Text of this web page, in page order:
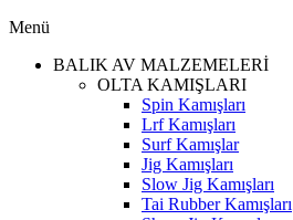
Menü
BALIK AV MALZEMELERİ
OLTA KAMIŞLARI
Spin Kamışları
Lrf Kamışları
Surf Kamışlar
Jig Kamışları
Slow Jig Kamışları
Tai Rubber Kamışları